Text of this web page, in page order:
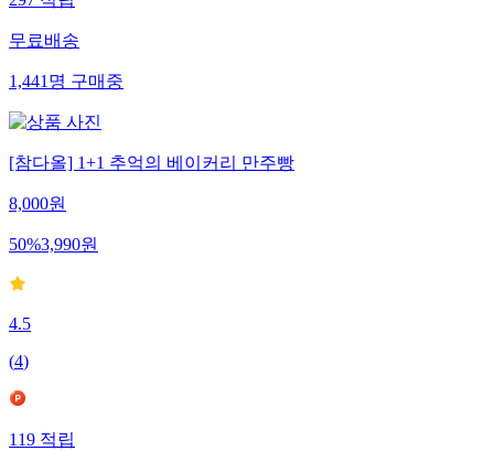
무료배송
1,441 명 구매중
[참다올] 1+1 추억의 베이커리 만주빵
8,000원
50%3,990원
4.5
(4)
119 적립